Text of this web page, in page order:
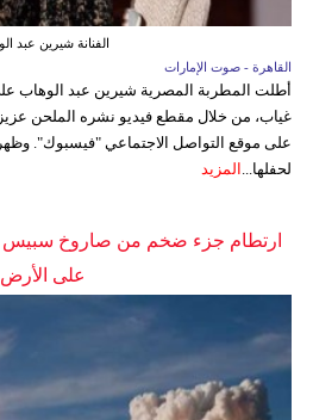
الفنانة شيرين عبد
القاهرة - صوت الإمارات
أطلت المطربة المصرية شيرين عبد الوهاب
غياب، من خلال مقطع فيديو نشره الملحن
على موقع التواصل الاجتماعي "فيسبوك".
لحفلها... المزيد
ارتطام جزء ضخم من صاروخ سبيس
على الأرض